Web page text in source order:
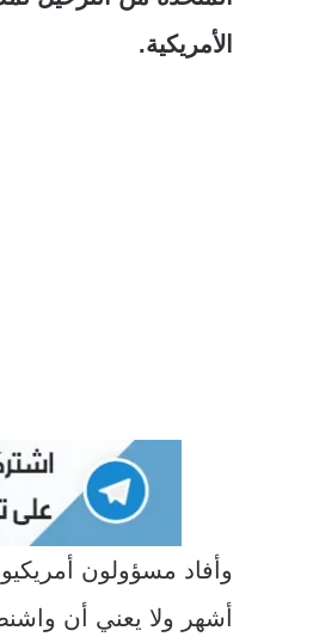
الأمريكية.
وأفاد مسؤولون
أشهر ولا يعني أن